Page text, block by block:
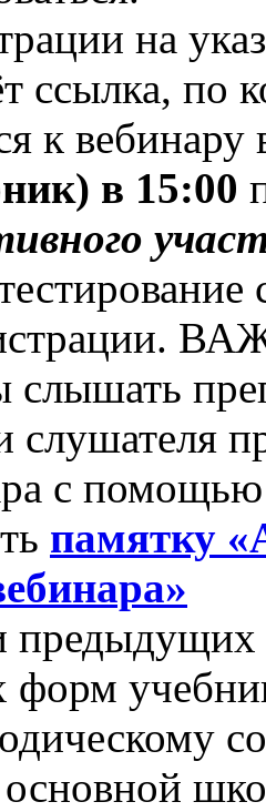
на
ссылка, по
к вебинару
в 15:00
с
памятку
форм
основной